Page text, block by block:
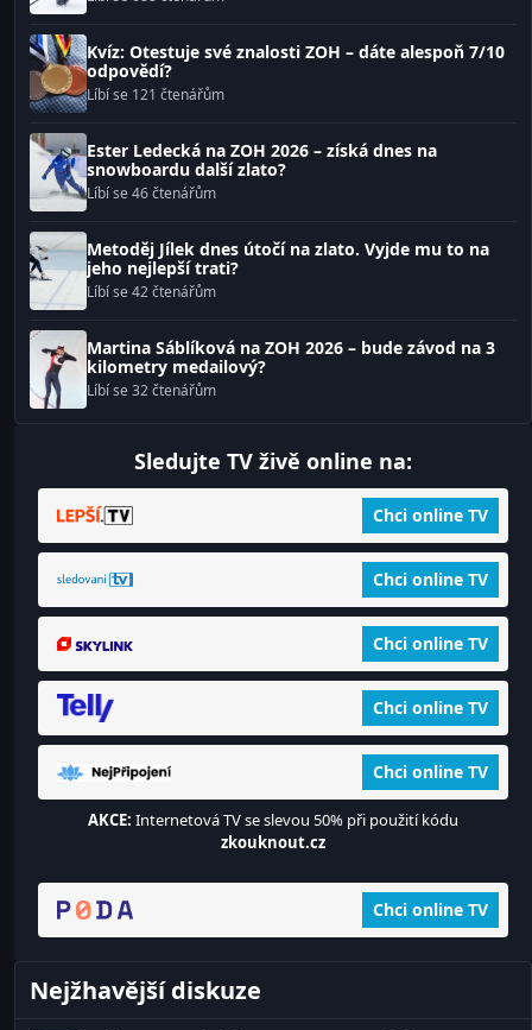
Kvíz: Otestuje své znalosti ZOH – dáte alespoň 7/10
odpovědí?
Líbí se 121 čtenářům
Ester Ledecká na ZOH 2026 – získá dnes na
snowboardu další zlato?
Líbí se 46 čtenářům
Metoděj Jílek dnes útočí na zlato. Vyjde mu to na
jeho nejlepší trati?
Líbí se 42 čtenářům
Martina Sáblíková na ZOH 2026 – bude závod na 3
kilometry medailový?
Líbí se 32 čtenářům
Sledujte TV živě online na:
Chci online TV
Chci online TV
Chci online TV
Chci online TV
Chci online TV
AKCE: Internetová TV se slevou 50% při použití kódu
zkouknout.cz
Chci online TV
Nejžhavější diskuze